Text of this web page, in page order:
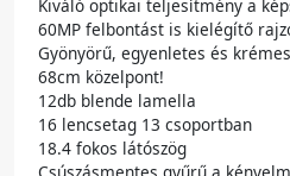
Kiváló optikai teljesítmény a
60MP felbontást is kielégítő
Gyönyörű, egyenletes és
68cm közelpont!
12db blende lamella
16 lencsetag 13 csoportban
18.4 fokos látószög